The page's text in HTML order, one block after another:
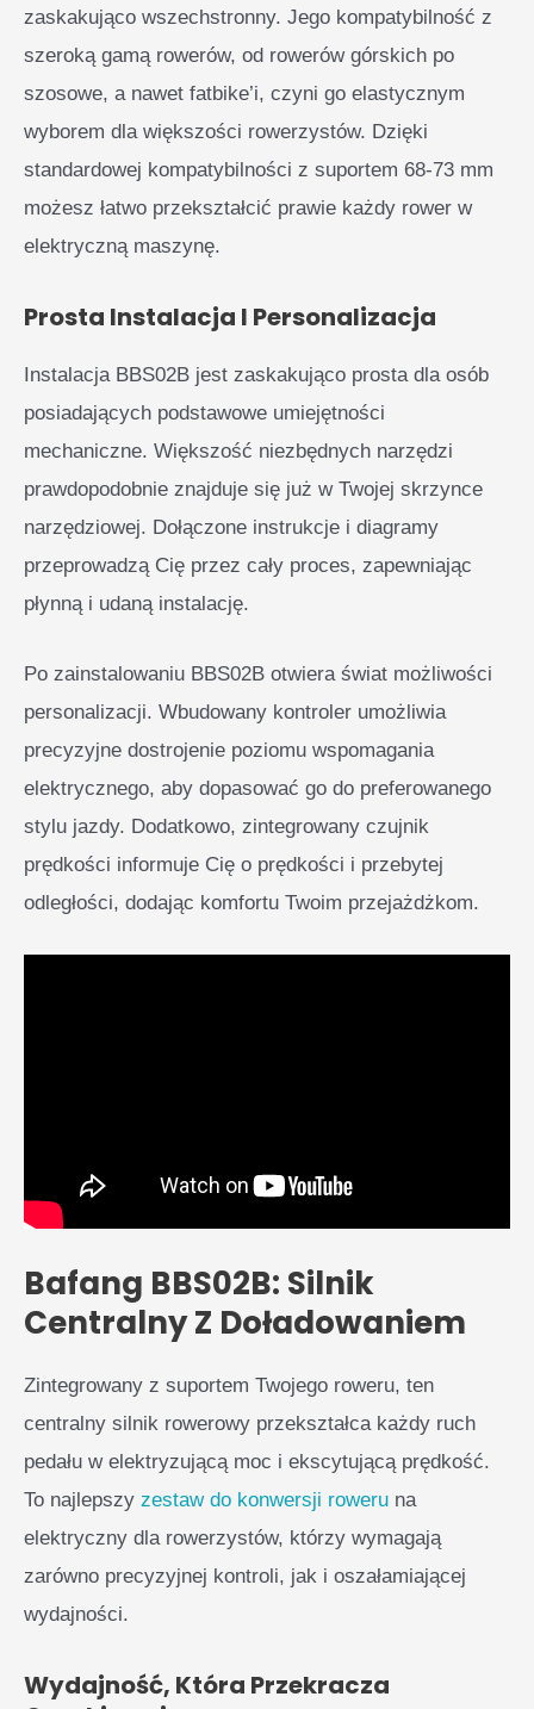
zaskakująco wszechstronny. Jego kompatybilność z
szeroką gamą rowerów, od rowerów górskich po
szosowe, a nawet fatbike’i, czyni go elastycznym
wyborem dla większości rowerzystów. Dzięki
standardowej kompatybilności z suportem 68-73 mm
możesz łatwo przekształcić prawie każdy rower w
elektryczną maszynę.
Prosta Instalacja I Personalizacja
Instalacja BBS02B jest zaskakująco prosta dla osób
posiadających podstawowe umiejętności
mechaniczne. Większość niezbędnych narzędzi
prawdopodobnie znajduje się już w Twojej skrzynce
narzędziowej. Dołączone instrukcje i diagramy
przeprowadzą Cię przez cały proces, zapewniając
płynną i udaną instalację.
Po zainstalowaniu BBS02B otwiera świat możliwości
personalizacji. Wbudowany kontroler umożliwia
precyzyjne dostrojenie poziomu wspomagania
elektrycznego, aby dopasować go do preferowanego
stylu jazdy. Dodatkowo, zintegrowany czujnik
prędkości informuje Cię o prędkości i przebytej
odległości, dodając komfortu Twoim przejażdżkom.
Bafang BBS02B: Silnik
Centralny Z Doładowaniem
Zintegrowany z suportem Twojego roweru, ten
centralny silnik rowerowy przekształca każdy ruch
pedału w elektryzującą moc i ekscytującą prędkość.
To najlepszy zestaw do konwersji roweru na
elektryczny dla rowerzystów, którzy wymagają
zarówno precyzyjnej kontroli, jak i oszałamiającej
wydajności.
Wydajność, Która Przekracza